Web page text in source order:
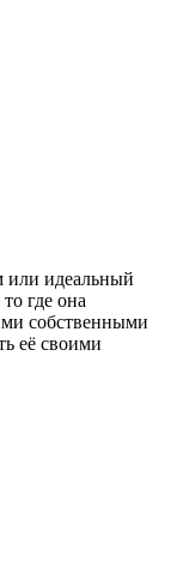
или идеальный
где она
собственными
её своими